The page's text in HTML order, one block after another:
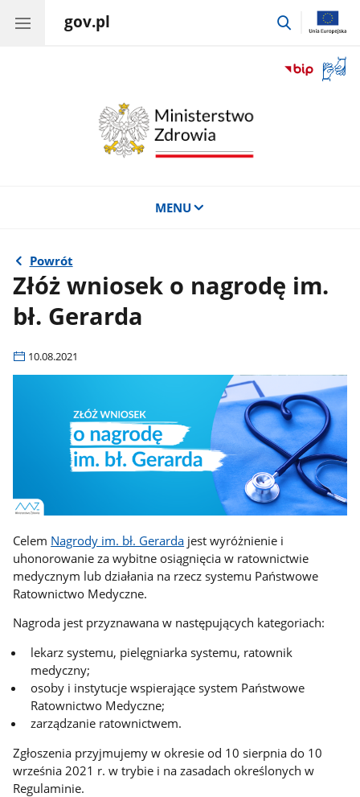
gov.pl
przejdź
okno
MENU
Powrót
Złóż wniosek o nagrodę im.
bł. Gerarda
10.08.2021
Celem Nagrody im. bł. Gerarda jest wyróżnienie i
uhonorowanie za wybitne osiągnięcia w ratownictwie
medycznym lub działania na rzecz systemu Państwowe
Ratownictwo Medyczne.
Nagroda jest przyznawana w następujących kategoriach:
lekarz systemu, pielęgniarka systemu, ratownik
medyczny;
osoby i instytucje wspierające system Państwowe
Ratownictwo Medyczne;
zarządzanie ratownictwem.
Zgłoszenia przyjmujemy w okresie od 10 sierpnia do 10
września 2021 r. w trybie i na zasadach określonych w
Regulaminie.